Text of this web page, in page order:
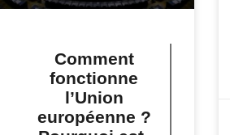
Comment
fonctionne
l’Union
européenne ?